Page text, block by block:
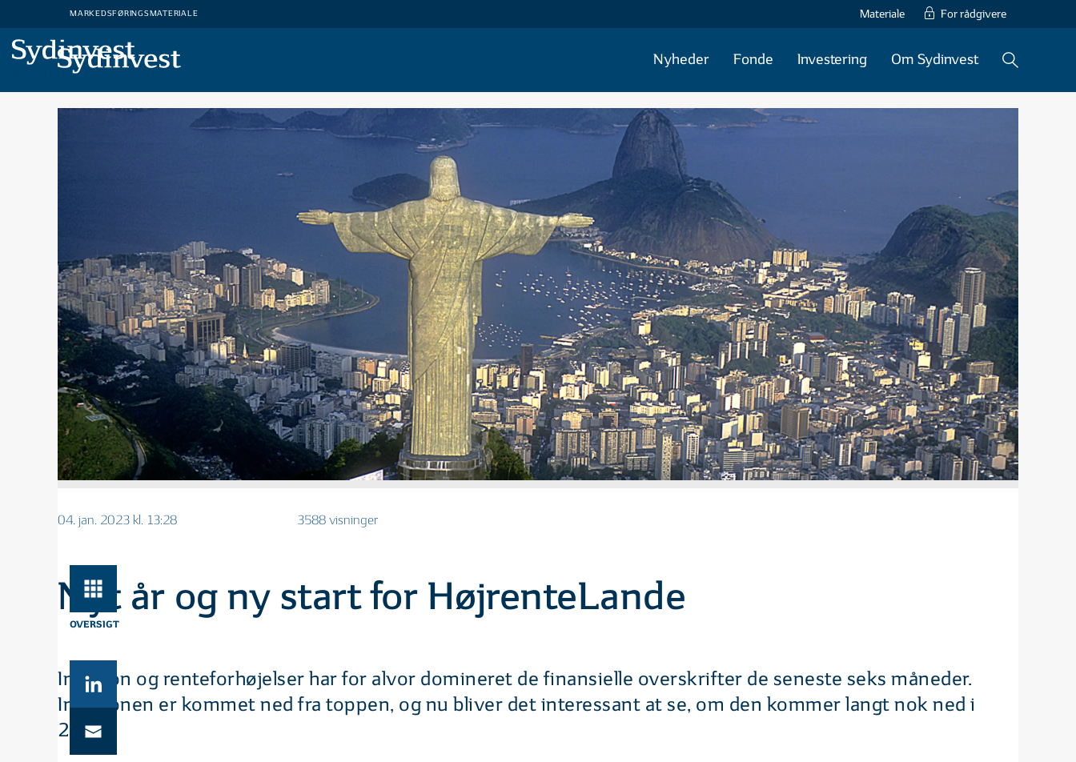
MARKEDSFØRINGSMATERIALE Materiale For rådgivere
MARKEDSFØRINGSMATERIALE
Nyheder Fonde Investering Om Sydinvest
OVERSIGT
04. jan. 2023 kl. 13:28 3588 visninger
Nyt år og ny start for HøjrenteLande
Inflation og renteforhøjelser har for alvor domineret de finansielle overskrifter de seneste seks måneder.
Inflationen er kommet ned fra toppen, og nu bliver det interessant at se, om den kommer langt nok ned i
2023.